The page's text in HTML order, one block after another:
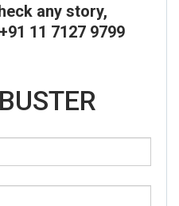
any story,
11 7127 9799